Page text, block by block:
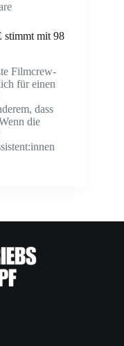
stimmt mit 98
Filmcrew-
für einen
dass
die